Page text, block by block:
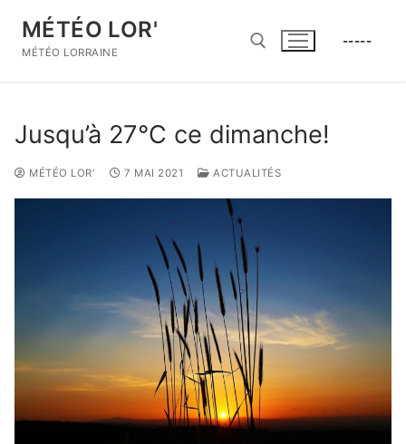
contenu
MÉTÉO LOR'
MÉTÉO LORRAINE
-----
Jusqu’à 27°C ce dimanche!
MÉTÉO LOR' 7 MAI 2021 ACTUALITÉS